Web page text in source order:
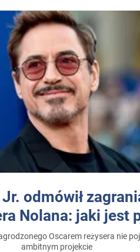
odmówił
Nolana: jaki jest
Oscarem reżysera nie
ambitnym projekcie